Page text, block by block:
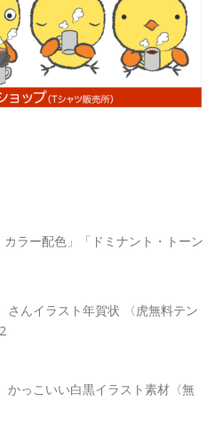
カラー配色」「ドミナント・トーン
さんイラスト年賀状 〈虎無料テン
かっこいい白黒イラスト素材〈無